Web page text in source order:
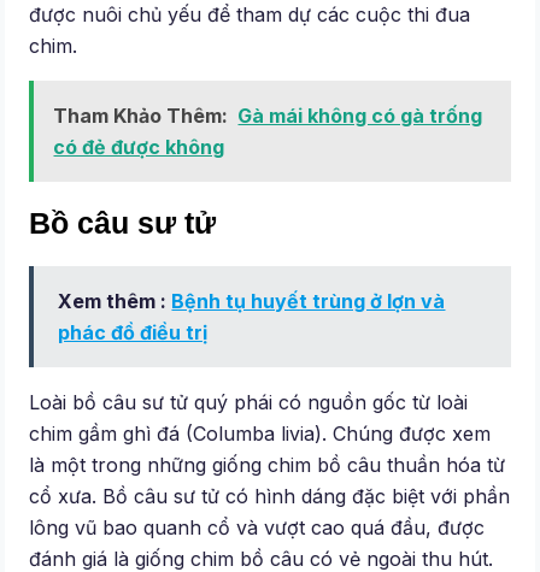
được nuôi chủ yếu để tham dự các cuộc thi đua
chim.
Tham Khảo Thêm: Gà mái không có gà trống
có đẻ được không
Bồ câu sư tử
Xem thêm : Bệnh tụ huyết trùng ở lợn và
phác đồ điều trị
Loài bồ câu sư tử quý phái có nguồn gốc từ loài
chim gầm ghì đá (Columba livia). Chúng được xem
là một trong những giống chim bồ câu thuần hóa từ
cổ xưa. Bồ câu sư tử có hình dáng đặc biệt với phần
lông vũ bao quanh cổ và vượt cao quá đầu, được
đánh giá là giống chim bồ câu có vẻ ngoài thu hút.